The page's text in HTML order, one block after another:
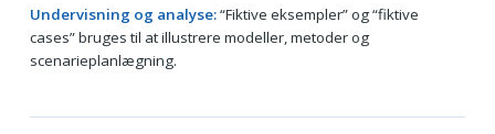
Undervisning og analyse:“Fiktive eksempler” og “fiktive
cases” bruges til at illustrere modeller, metoder og
scenarieplanlægning.